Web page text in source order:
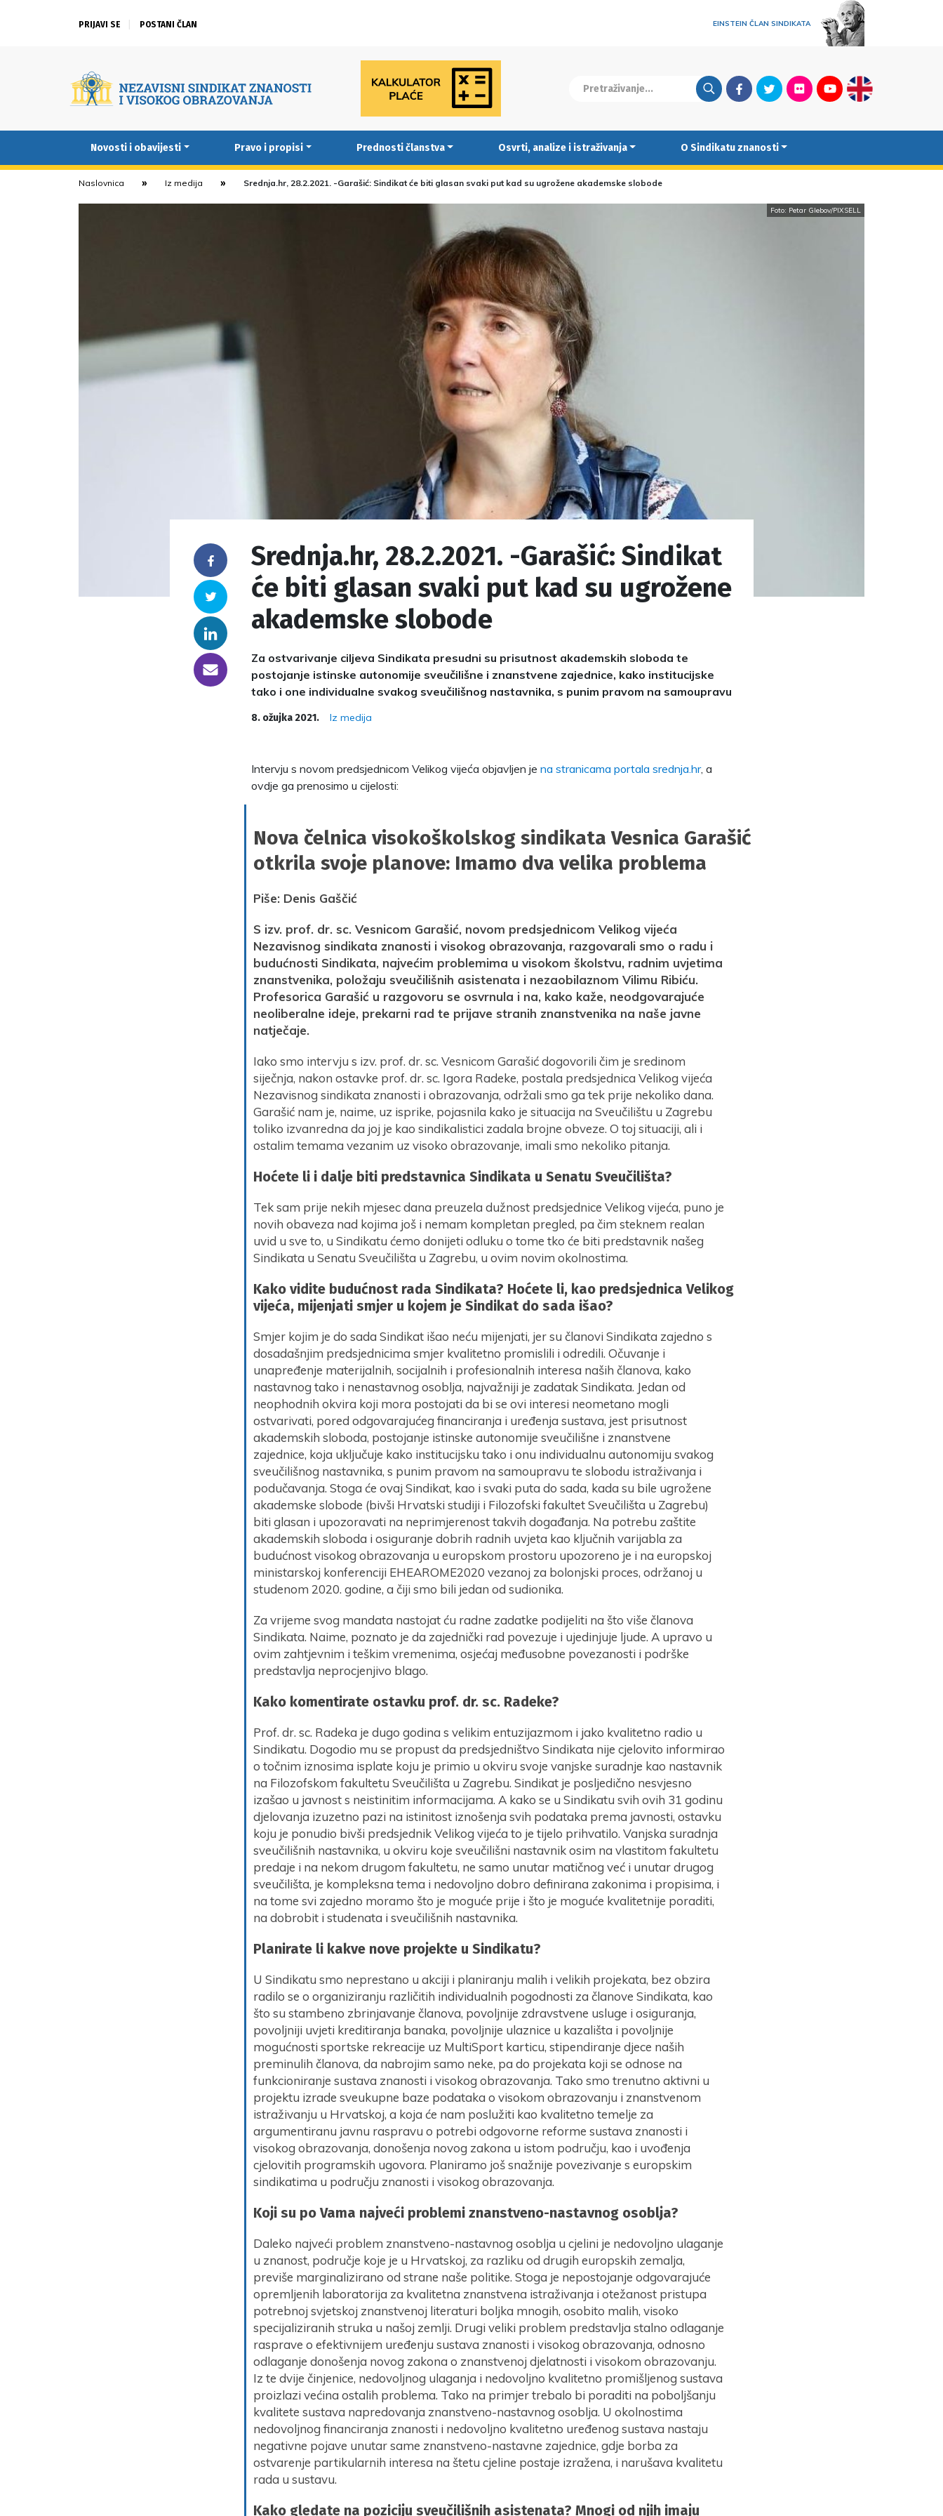
PRIJAVI SE POSTANI ČLAN EINSTEIN ČLAN SINDIKATA
FacebookTwitterFlickrYoutubeEnglish
Novosti i obavijesti Pravo i propisi Prednosti članstva Osvrti, analize i istraživanja O Sindikatu znanosti
Naslovnica Iz medija Srednja.hr, 28.2.2021. -Garašić: Sindikat će biti glasan svaki put kad su ugrožene akademske slobode
Foto: Petar Glebov/PIXSELL
Facebook
Twitter
Linkedin
someone@yoursite.com
Srednja.hr, 28.2.2021. -Garašić: Sindikat
će biti glasan svaki put kad su ugrožene
akademske slobode
Za ostvarivanje ciljeva Sindikata presudni su prisutnost akademskih sloboda te
postojanje istinske autonomije sveučilišne i znanstvene zajednice, kako institucijske
tako i one individualne svakog sveučilišnog nastavnika, s punim pravom na samoupravu
8. ožujka 2021. Iz medija
Intervju s novom predsjednicom Velikog vijeća objavljen je na stranicama portala srednja.hr, a
ovdje ga prenosimo u cijelosti:
Nova čelnica visokoškolskog sindikata Vesnica Garašić
otkrila svoje planove: Imamo dva velika problema
Piše: Denis Gaščić
S izv. prof. dr. sc. Vesnicom Garašić, novom predsjednicom Velikog vijeća
Nezavisnog sindikata znanosti i visokog obrazovanja, razgovarali smo o radu i
budućnosti Sindikata, najvećim problemima u visokom školstvu, radnim uvjetima
znanstvenika, položaju sveučilišnih asistenata i nezaobilaznom Vilimu Ribiću.
Profesorica Garašić u razgovoru se osvrnula i na, kako kaže, neodgovarajuće
neoliberalne ideje, prekarni rad te prijave stranih znanstvenika na naše javne
natječaje.
Iako smo intervju s izv. prof. dr. sc. Vesnicom Garašić dogovorili čim je sredinom
siječnja, nakon ostavke prof. dr. sc. Igora Radeke, postala predsjednica Velikog vijeća
Nezavisnog sindikata znanosti i obrazovanja, održali smo ga tek prije nekoliko dana.
Garašić nam je, naime, uz isprike, pojasnila kako je situacija na Sveučilištu u Zagrebu
toliko izvanredna da joj je kao sindikalistici zadala brojne obveze. O toj situaciji, ali i
ostalim temama vezanim uz visoko obrazovanje, imali smo nekoliko pitanja.
Hoćete li i dalje biti predstavnica Sindikata u Senatu Sveučilišta?
Tek sam prije nekih mjesec dana preuzela dužnost predsjednice Velikog vijeća, puno je
novih obaveza nad kojima još i nemam kompletan pregled, pa čim steknem realan
uvid u sve to, u Sindikatu ćemo donijeti odluku o tome tko će biti predstavnik našeg
Sindikata u Senatu Sveučilišta u Zagrebu, u ovim novim okolnostima.
Kako vidite budućnost rada Sindikata? Hoćete li, kao predsjednica Velikog
vijeća, mijenjati smjer u kojem je Sindikat do sada išao?
Smjer kojim je do sada Sindikat išao neću mijenjati, jer su članovi Sindikata zajedno s
dosadašnjim predsjednicima smjer kvalitetno promislili i odredili. Očuvanje i
unapređenje materijalnih, socijalnih i profesionalnih interesa naših članova, kako
nastavnog tako i nenastavnog osoblja, najvažniji je zadatak Sindikata. Jedan od
neophodnih okvira koji mora postojati da bi se ovi interesi neometano mogli
ostvarivati, pored odgovarajućeg financiranja i uređenja sustava, jest prisutnost
akademskih sloboda, postojanje istinske autonomije sveučilišne i znanstvene
zajednice, koja uključuje kako institucijsku tako i onu individualnu autonomiju svakog
sveučilišnog nastavnika, s punim pravom na samoupravu te slobodu istraživanja i
podučavanja. Stoga će ovaj Sindikat, kao i svaki puta do sada, kada su bile ugrožene
akademske slobode (bivši Hrvatski studiji i Filozofski fakultet Sveučilišta u Zagrebu)
biti glasan i upozoravati na neprimjerenost takvih događanja. Na potrebu zaštite
akademskih sloboda i osiguranje dobrih radnih uvjeta kao ključnih varijabla za
budućnost visokog obrazovanja u europskom prostoru upozoreno je i na europskoj
ministarskoj konferenciji EHEAROME2020 vezanoj za bolonjski proces, održanoj u
studenom 2020. godine, a čiji smo bili jedan od sudionika.
Za vrijeme svog mandata nastojat ću radne zadatke podijeliti na što više članova
Sindikata. Naime, poznato je da zajednički rad povezuje i ujedinjuje ljude. A upravo u
ovim zahtjevnim i teškim vremenima, osjećaj međusobne povezanosti i podrške
predstavlja neprocjenjivo blago.
Kako komentirate ostavku prof. dr. sc. Radeke?
Prof. dr. sc. Radeka je dugo godina s velikim entuzijazmom i jako kvalitetno radio u
Sindikatu. Dogodio mu se propust da predsjedništvo Sindikata nije cjelovito informirao
o točnim iznosima isplate koju je primio u okviru svoje vanjske suradnje kao nastavnik
na Filozofskom fakultetu Sveučilišta u Zagrebu. Sindikat je posljedično nesvjesno
izašao u javnost s neistinitim informacijama. A kako se u Sindikatu svih ovih 31 godinu
djelovanja izuzetno pazi na istinitost iznošenja svih podataka prema javnosti, ostavku
koju je ponudio bivši predsjednik Velikog vijeća to je tijelo prihvatilo. Vanjska suradnja
sveučilišnih nastavnika, u okviru koje sveučilišni nastavnik osim na vlastitom fakultetu
predaje i na nekom drugom fakultetu, ne samo unutar matičnog već i unutar drugog
sveučilišta, je kompleksna tema i nedovoljno dobro definirana zakonima i propisima, i
na tome svi zajedno moramo što je moguće prije i što je moguće kvalitetnije poraditi,
na dobrobit i studenata i sveučilišnih nastavnika.
Planirate li kakve nove projekte u Sindikatu?
U Sindikatu smo neprestano u akciji i planiranju malih i velikih projekata, bez obzira
radilo se o organiziranju različitih individualnih pogodnosti za članove Sindikata, kao
što su stambeno zbrinjavanje članova, povoljnije zdravstvene usluge i osiguranja,
povoljniji uvjeti kreditiranja banaka, povoljnije ulaznice u kazališta i povoljnije
mogućnosti sportske rekreacije uz MultiSport karticu, stipendiranje djece naših
preminulih članova, da nabrojim samo neke, pa do projekata koji se odnose na
funkcioniranje sustava znanosti i visokog obrazovanja. Tako smo trenutno aktivni u
projektu izrade sveukupne baze podataka o visokom obrazovanju i znanstvenom
istraživanju u Hrvatskoj, a koja će nam poslužiti kao kvalitetno temelje za
argumentiranu javnu raspravu o potrebi odgovorne reforme sustava znanosti i
visokog obrazovanja, donošenja novog zakona u istom području, kao i uvođenja
cjelovitih programskih ugovora. Planiramo još snažnije povezivanje s europskim
sindikatima u području znanosti i visokog obrazovanja.
Koji su po Vama najveći problemi znanstveno-nastavnog osoblja?
Daleko najveći problem znanstveno-nastavnog osoblja u cjelini je nedovoljno ulaganje
u znanost, područje koje je u Hrvatskoj, za razliku od drugih europskih zemalja,
previše marginalizirano od strane naše politike. Stoga je nepostojanje odgovarajuće
opremljenih laboratorija za kvalitetna znanstvena istraživanja i otežanost pristupa
potrebnoj svjetskoj znanstvenoj literaturi boljka mnogih, osobito malih, visoko
specijaliziranih struka u našoj zemlji. Drugi veliki problem predstavlja stalno odlaganje
rasprave o efektivnijem uređenju sustava znanosti i visokog obrazovanja, odnosno
odlaganje donošenja novog zakona o znanstvenoj djelatnosti i visokom obrazovanju.
Iz te dvije činjenice, nedovoljnog ulaganja i nedovoljno kvalitetno promišljenog sustava
proizlazi većina ostalih problema. Tako na primjer trebalo bi poraditi na poboljšanju
kvalitete sustava napredovanja znanstveno-nastavnog osoblja. U okolnostima
nedovoljnog financiranja znanosti i nedovoljno kvalitetno uređenog sustava nastaju
negativne pojave unutar same znanstveno-nastavne zajednice, gdje borba za
ostvarenje partikularnih interesa na štetu cjeline postaje izražena, i narušava kvalitetu
rada u sustavu.
Kako gledate na poziciju sveučilišnih asistenata? Mnogi od njih imaju